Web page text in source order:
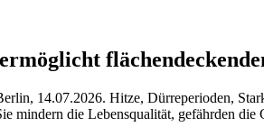
14.07.2026. Hitze, Dürreperioden,
mindern die Lebensqualität, gefährden